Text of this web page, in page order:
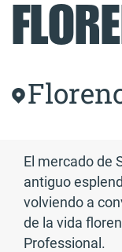
El mercado de
antiguo
volviendo a
de la vida
Professional.